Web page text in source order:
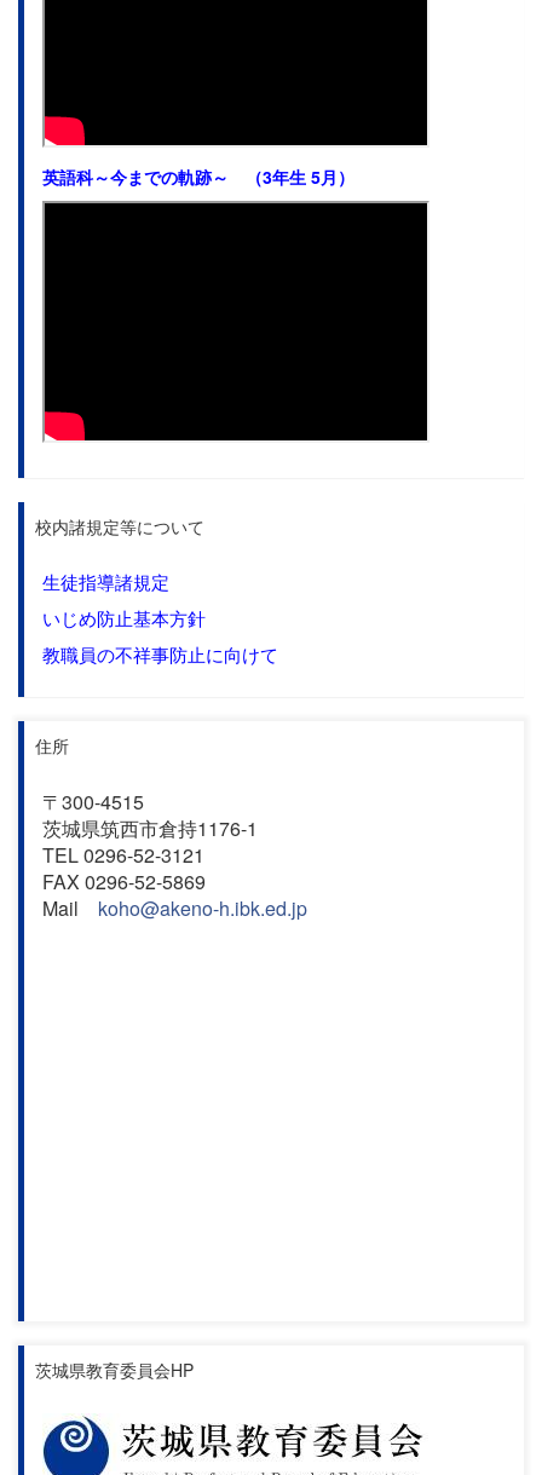
英語科～今までの軌跡～ （3年生 5月）
校内諸規定等について
生徒指導諸規定
いじめ防止基本方針
教職員の不祥事防止に向けて
住所
〒300-4515
茨城県筑西市倉持1176-1
TEL 0296-52-3121
FAX 0296-52-5869
Mail koho@akeno-h.ibk.ed.jp
茨城県教育委員会HP